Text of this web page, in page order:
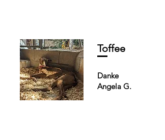
Toffee
Danke
Angela G.